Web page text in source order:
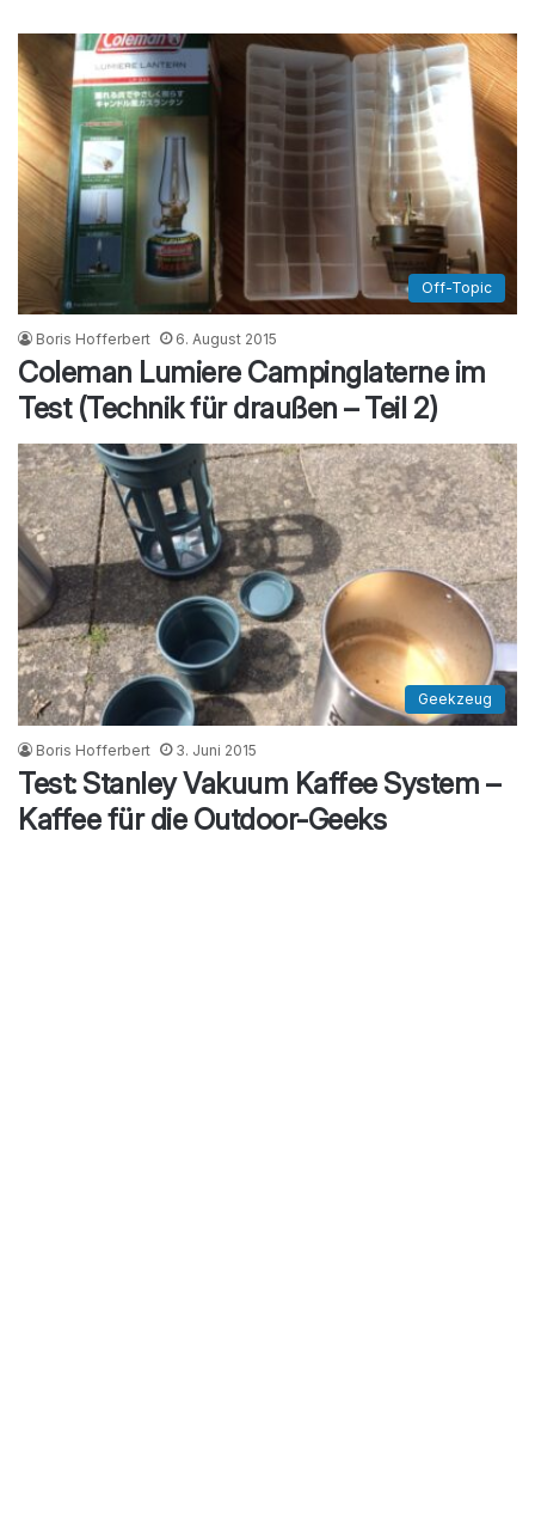
Off-Topic
Boris Hofferbert 6. August 2015
Coleman Lumiere Campinglaterne im
Test (Technik für draußen – Teil 2)
Geekzeug
Boris Hofferbert 3. Juni 2015
Test: Stanley Vakuum Kaffee System –
Kaffee für die Outdoor-Geeks